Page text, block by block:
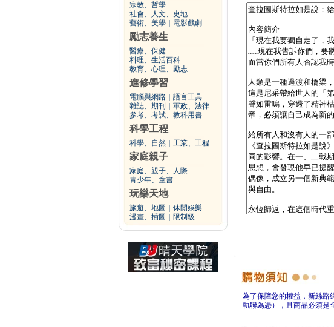
宗教、哲學
社會、人文、史地
藝術、美學
電影戲劇
勵志養生
醫療、保健
料理、生活百科
教育、心理、勵志
進修學習
電腦與網路
語言工具
雜誌、期刊
軍政、法律
參考、考試、教科用書
科學工程
科學、自然 工業、工程
家庭親子
家庭、親子、人際
青少年、童書
玩樂天地
旅遊、地圖
休閒娛樂
漫畫、插圖
限制級
為了保障您的權益，新絲路
執聯為憑），且商品必須是